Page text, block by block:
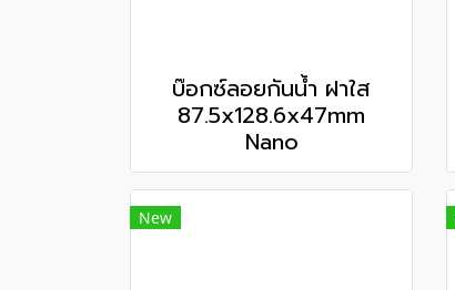
บ๊อกซ์ลอยกันน้ำ ฝาใส
87.5x128.6x47mm
Nano
New